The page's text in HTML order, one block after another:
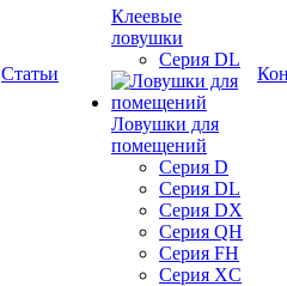
Статьи
Клеевые
ловушки
Серия DL
Ловушки для
помещений
Серия D
Серия DL
Серия DX
Серия QH
Серия FH
Серия XC